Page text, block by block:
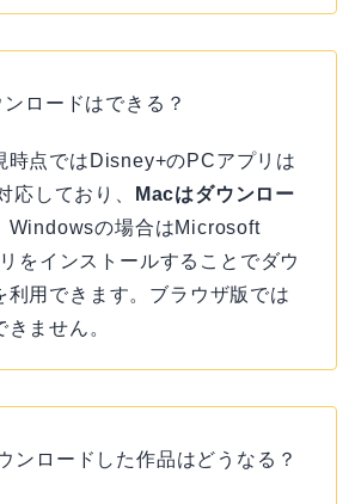
ロードはできる？
時点ではDisney+のPCアプリは
応しており、
Macはダウンロー
Windowsの場合はMicrosoft
をインストールすることでダウ
利用できます。ブラウザ版では
ません。
ンロードした作品はどうなる？